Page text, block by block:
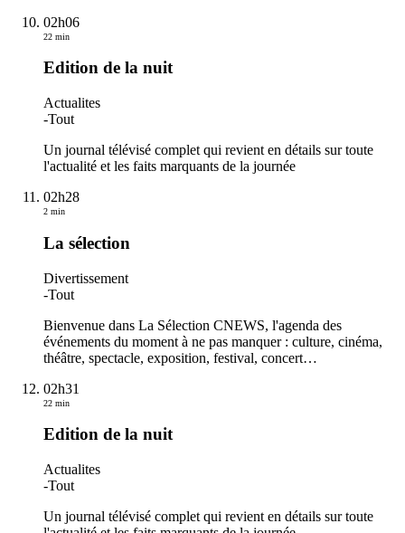
02h06
22 min
Edition de la nuit
Actualites
-Tout
Un journal télévisé complet qui revient en détails sur toute
l'actualité et les faits marquants de la journée
02h28
2 min
La sélection
Divertissement
-Tout
Bienvenue dans La Sélection CNEWS, l'agenda des
événements du moment à ne pas manquer : culture, cinéma,
théâtre, spectacle, exposition, festival, concert…
02h31
22 min
Edition de la nuit
Actualites
-Tout
Un journal télévisé complet qui revient en détails sur toute